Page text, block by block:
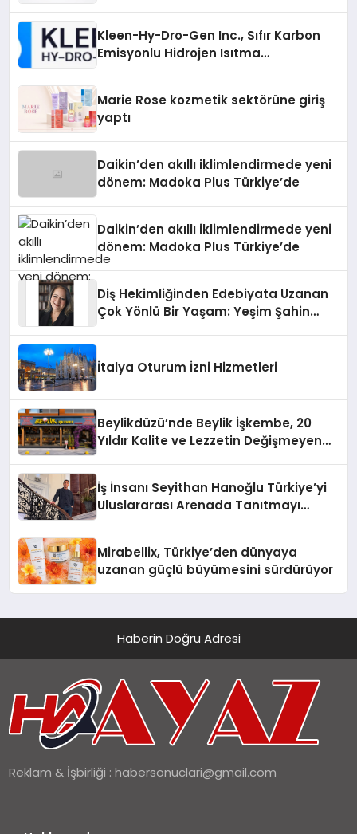
Kleen-Hy-Dro-Gen Inc., Sıfır Karbon
Emisyonlu Hidrojen Isıtma
Marie Rose kozmetik sektörüne giriş
yaptı
Daikin’den akıllı iklimlendirmede yeni
dönem: Madoka Plus Türkiye’de
Daikin’den akıllı iklimlendirmede yeni
dönem: Madoka Plus Türkiye’de
Diş Hekimliğinden Edebiyata Uzanan
Çok Yönlü Bir Yaşam: Yeşim Şahin
İtalya Oturum İzni Hizmetleri
Beylikdüzü’nde Beylik İşkembe, 20
Yıldır Kalite ve Lezzetin Değişmeyen
İş İnsanı Seyithan Hanoğlu Türkiye’yi
Uluslararası Arenada Tanıtmayı
Mirabellix, Türkiye’den dünyaya
uzanan güçlü büyümesini sürdürüyor
Haberin Doğru Adresi
Reklam & İşbirliği :habersonuclari@gmail.com